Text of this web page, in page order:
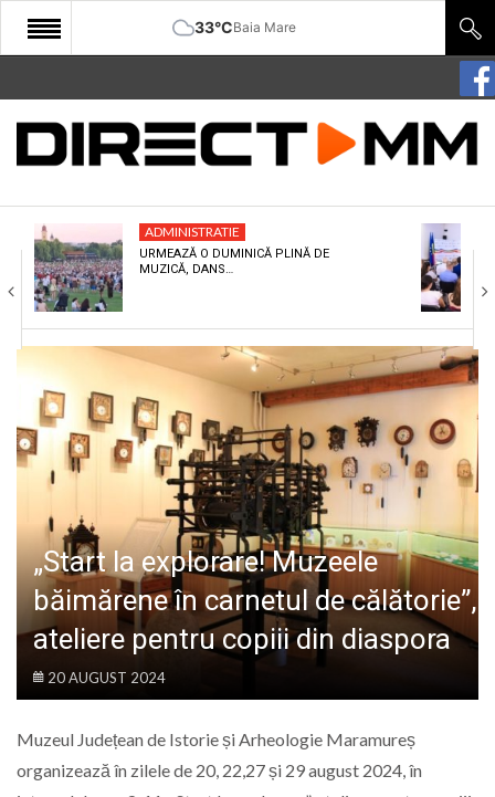
33°CBaia Mare
START
COMUNITATE
CULTURA
ECONOMIE
SANATATE
SPORT
SPECIAL
POLITIC
LIFE
ADMINISTRATIE
URMEAZĂ O DUMINICĂ PLINĂ DE
MUZICĂ, DANS…
„Start la explorare! Muzeele
băimărene în carnetul de călătorie”,
ateliere pentru copiii din diaspora
20 AUGUST 2024
Muzeul Județean de Istorie și Arheologie Maramureș
organizează în zilele de 20, 22,27 și 29 august 2024, în